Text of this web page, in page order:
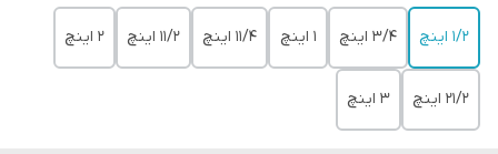
1/2 اینچ 3/4 اینچ 1 اینچ 11/4 اینچ 11/2 اینچ 2 اینچ
21/2 اینچ 3 اینچ